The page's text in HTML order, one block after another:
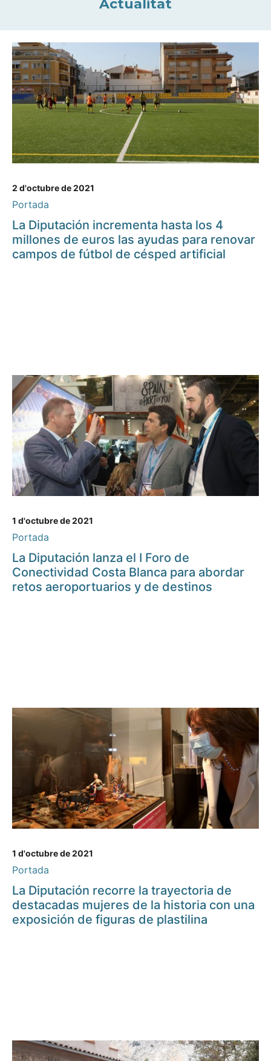
Actualitat
2 d'octubre de 2021
Portada
La Diputación incrementa hasta los 4
millones de euros las ayudas para renovar
campos de fútbol de césped artificial
1 d'octubre de 2021
Portada
La Diputación lanza el I Foro de
Conectividad Costa Blanca para abordar
retos aeroportuarios y de destinos
1 d'octubre de 2021
Portada
La Diputación recorre la trayectoria de
destacadas mujeres de la historia con una
exposición de figuras de plastilina